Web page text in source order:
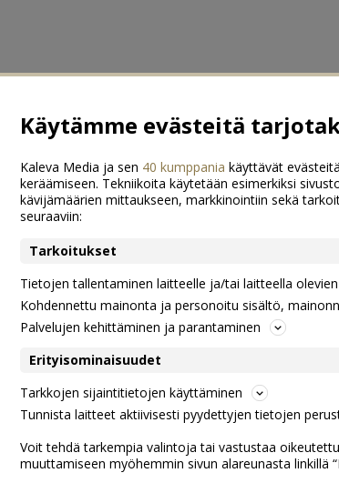
Käytämme evästeitä
Kaleva Media ja sen 40 kumppania käyttävät
keräämiseen. Tekniikoita käytetään esimerkiksi
kävijämäärien mittaukseen, markkinointiin sekä
seuraaviin:
Tarkoitukset
Tietojen tallentaminen laitteelle ja/tai laitteella
Kohdennettu mainonta ja personoitu sisältö,
Palvelujen kehittäminen ja parantaminen
Erityisominaisuudet
Tarkkojen sijaintitietojen käyttäminen
Tunnista laitteet aktiivisesti pyydettyjen tietojen
Voit tehdä tarkempia valintoja tai vastustaa
muuttamiseen myöhemmin sivun alareunasta linkillä